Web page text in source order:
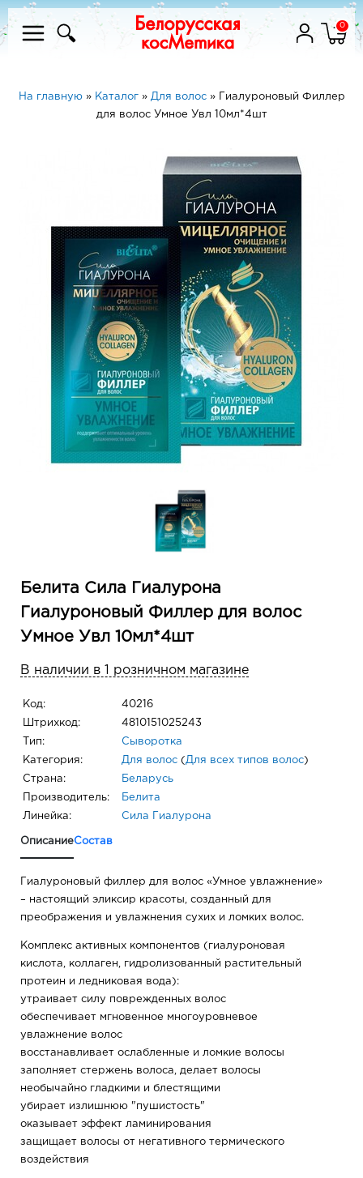
0
На главную» Каталог» Для волос»
Гиалуроновый Филлер
для волос Умное Увл 10мл*4шт
Белита Сила Гиалурона
Гиалуроновый Филлер для волос
Умное Увл 10мл*4шт
В наличии в 1 розничном магазине
Код: 40216
Штрихкод: 4810151025243
Тип: Сыворотка
Категория: Для волос ( Для всех типов волос)
Страна: Беларусь
Производитель: Белита
Линейка: Сила Гиалурона
ОписаниеСостав
Гиалуроновый филлер для волос «Умное увлажнение»
– настоящий эликсир красоты, созданный для
преображения и увлажнения сухих и ломких волос.
Комплекс активных компонентов (гиалуроновая
кислота, коллаген, гидролизованный растительный
протеин и ледниковая вода):
утраивает силу поврежденных волос
обеспечивает мгновенное многоуровневое
увлажнение волос
восстанавливает ослабленные и ломкие волосы
заполняет стержень волоса, делает волосы
необычайно гладкими и блестящими
убирает излишнюю "пушистость"
оказывает эффект ламинирования
защищает волосы от негативного термического
воздействия